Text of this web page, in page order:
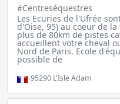
#Centreséquestres
Les Ecuries de l'Ufrée
d'Oise, 95) au coeur de
plus de 80km de pistes
accueillent votre cheval
Nord de Paris. Ecole
possible de
95290 L'Isle Adam